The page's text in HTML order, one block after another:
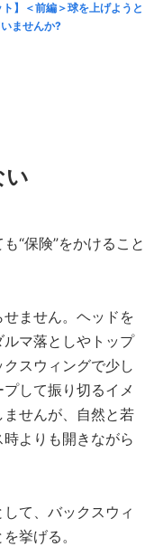
ト】＜前編＞球を上げようと
ませんか?
い
“保険”をかけること
せません。ヘッドを
マ落としやトップ
スウィングで少し
して振り切るイメ
せんが、自然と若
よりも開きながら
て、バックスウィ
挙げる。